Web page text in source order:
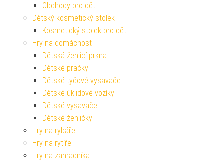
Obchody pro děti
Dětský kosmetický stolek
Kosmetický stolek pro děti
Hry na domácnost
Dětská žehlicí prkna
Dětské pračky
Dětské tyčové vysavače
Dětské úklidové vozíky
Dětské vysavače
Dětské žehličky
Hry na rybáře
Hry na rytíře
Hry na zahradníka